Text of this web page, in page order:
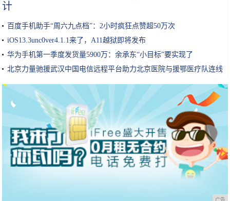
计
百度手机助手“周六九点档”：2小时疯狂点赞超50万次
iOS13.3unc0ver4.1.1来了，A11越狱即将发布
华为手机第一季度发货量5900万：余承东“小目标”要实现了
北京力量驰援武汉中国电信远程平台助力北京医院与援鄂医疗队连线
广告